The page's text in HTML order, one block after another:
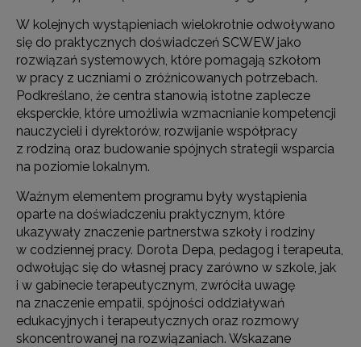
W kolejnych wystąpieniach wielokrotnie odwoływano
się do praktycznych doświadczeń SCWEW jako
rozwiązań systemowych, które pomagają szkołom
w pracy z uczniami o zróżnicowanych potrzebach.
Podkreślano, że centra stanowią istotne zaplecze
eksperckie, które umożliwia wzmacnianie kompetencji
nauczycieli i dyrektorów, rozwijanie współpracy
z rodziną oraz budowanie spójnych strategii wsparcia
na poziomie lokalnym.
Ważnym elementem programu były wystąpienia
oparte na doświadczeniu praktycznym, które
ukazywały znaczenie partnerstwa szkoły i rodziny
w codziennej pracy. Dorota Depa, pedagog i terapeuta,
odwołując się do własnej pracy zarówno w szkole, jak
i w gabinecie terapeutycznym, zwróciła uwagę
na znaczenie empatii, spójności oddziaływań
edukacyjnych i terapeutycznych oraz rozmowy
skoncentrowanej na rozwiązaniach. Wskazane